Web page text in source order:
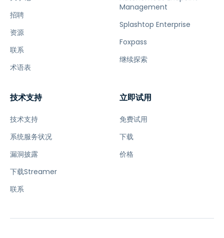
招聘
资源
联系
术语表
Management
Splashtop Enterprise
Foxpass
继续探索
技术支持
技术支持
系统服务状况
漏洞披露
下载Streamer
联系
立即试用
免费试用
下载
价格